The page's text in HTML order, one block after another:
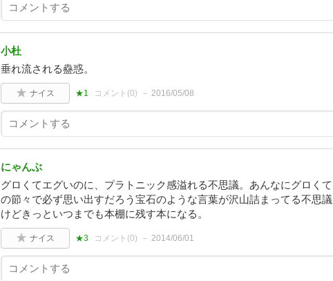
小杜
垂れ流される蠱惑。
ナイス ★1 コメント(0) 2016/05/08
にゃんぶ
グロくてエグいのに、プラトニック感溢れる不思議。あんなにグロく
の節々で必ず思い出すだろう宝石のような言葉が沢山詰まってる不思議
けどきっといつまでも本棚に残す本になる。
ナイス ★3 コメント(0) 2014/06/01